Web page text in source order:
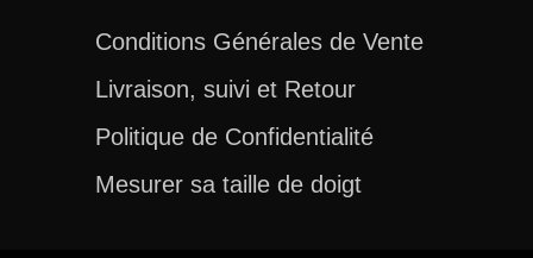
Conditions Générales de Vente
Livraison, suivi et Retour
Politique de Confidentialité
Mesurer sa taille de doigt